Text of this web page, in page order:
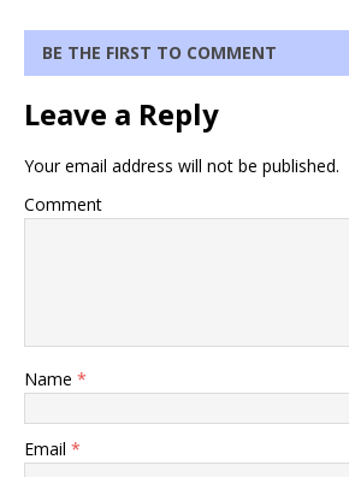
BE THE FIRST TO COMMENT
Leave a Reply
Your email address will not be published.
Comment
Name *
Email *